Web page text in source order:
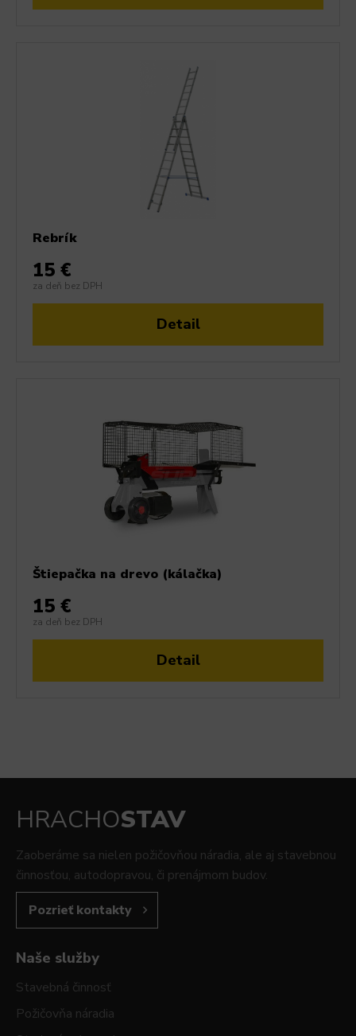
Rebrík
15 €
za deň bez DPH
Detail
Štiepačka na drevo (kálačka)
15 €
za deň bez DPH
Detail
HRACHOSTAV
Zaoberáme sa nielen požičovňou náradia, ale aj stavebnou
činnosťou, autodopravou, či prenájmom budov.
Pozrieť kontakty
Naše služby
Stavebná činnosť
Požičovňa náradia